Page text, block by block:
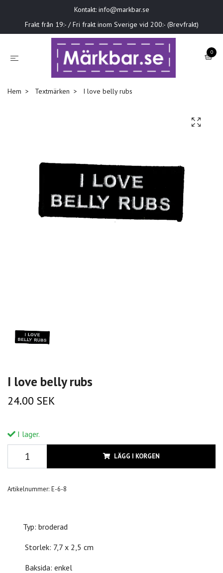
Kontakt: info@markbar.se
Frakt från 19:- / Fri frakt inom Sverige vid 200:- (Brevfrakt)
0
Hem Textmärken I love belly rubs
I love belly rubs
24.00 SEK
I lager.
LÄGG I KORGEN
Artikelnummer: E-6-8
Typ: broderad
Storlek: 7,7 x 2,5 cm
Baksida: enkel